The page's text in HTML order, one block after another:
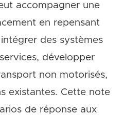
accompagner une
en repensant
des systèmes
développer
non motorisés,
existantes. Cette note
de réponse aux